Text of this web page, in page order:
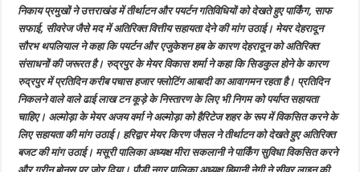
निकाय प्रमुखों ने उत्तराखंड में तीर्थाटन और पयर्टन गतिविधियों को देखते हुए पार्किंग, साफ
सफाई, सीवरेज जैसे मद में अतिरिक्त वित्तीय सहायता देने की मांग उठाई। मेयर देहरादून
सौरभ थपलियाल ने कहा कि पयर्टन और एजुकेशन हब के कारण देहरादून को अतिरिक्त
संसाधनों की जरूरत है। रुद्रपुर के मेयर विकास शर्मा ने कहा कि सिडकुल होने के कारण
रुद्रपुर में प्रतिदिन करीब पचास हजार फ्लोटिंग आबादी का आवागमन रहता है। प्रतिदिन
निकलने वाले वाले ढाई लाख टन कूड़े के निस्तारण के लिए भी निगम को पर्याप्त सहायता
चाहिए। अल्मोड़ा के मेयर अजय वर्मा ने अल्मोड़ा को हैरिटेज शहर के रूप में विकसित करने के
लिए सहायता की मांग उठाई। हरिद्वार मेयर किरण जैसल ने तीर्थाटन को देखते हुए अतिरिक्त
बजट की मांग उठाई। मसूरी पालिका अध्यक्ष मीरा सकलानी ने पार्किंग सुविधा विकसित करने